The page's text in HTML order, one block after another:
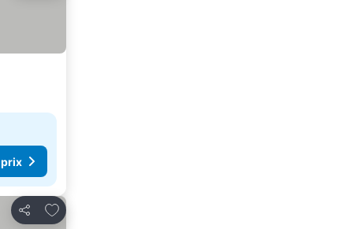
Partager
Ajouter à mes favoris